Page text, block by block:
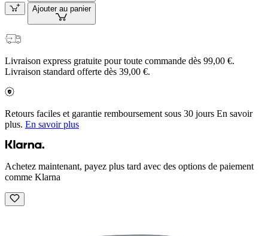
Ajouter au panier
Livraison express gratuite pour toute commande dès 99,00 €.
Livraison standard offerte dès 39,00 €.
Retours faciles et garantie remboursement sous 30 jours En savoir
plus. En savoir plus
Achetez maintenant, payez plus tard avec des options de paiement
comme Klarna